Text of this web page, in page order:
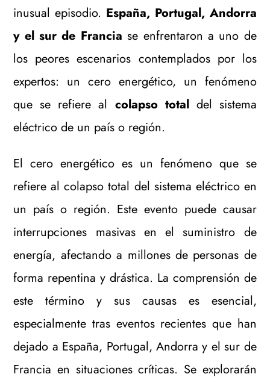
inusual episodio. España, Portugal, Andorra
y el sur de Franciase enfrentaron a uno de
los peores escenarios contemplados por los
expertos: un cero energético, un fenómeno
que se refiere al colapso totaldel sistema
eléctrico de un país o región.
El cero energético es un fenómeno que se
refiere al colapso total del sistema eléctrico en
un país o región. Este evento puede causar
interrupciones masivas en el suministro de
energía, afectando a millones de personas de
forma repentina y drástica. La comprensión de
este término y sus causas es esencial,
especialmente tras eventos recientes que han
dejado a España, Portugal, Andorra y el sur de
Francia en situaciones críticas. Se explorarán